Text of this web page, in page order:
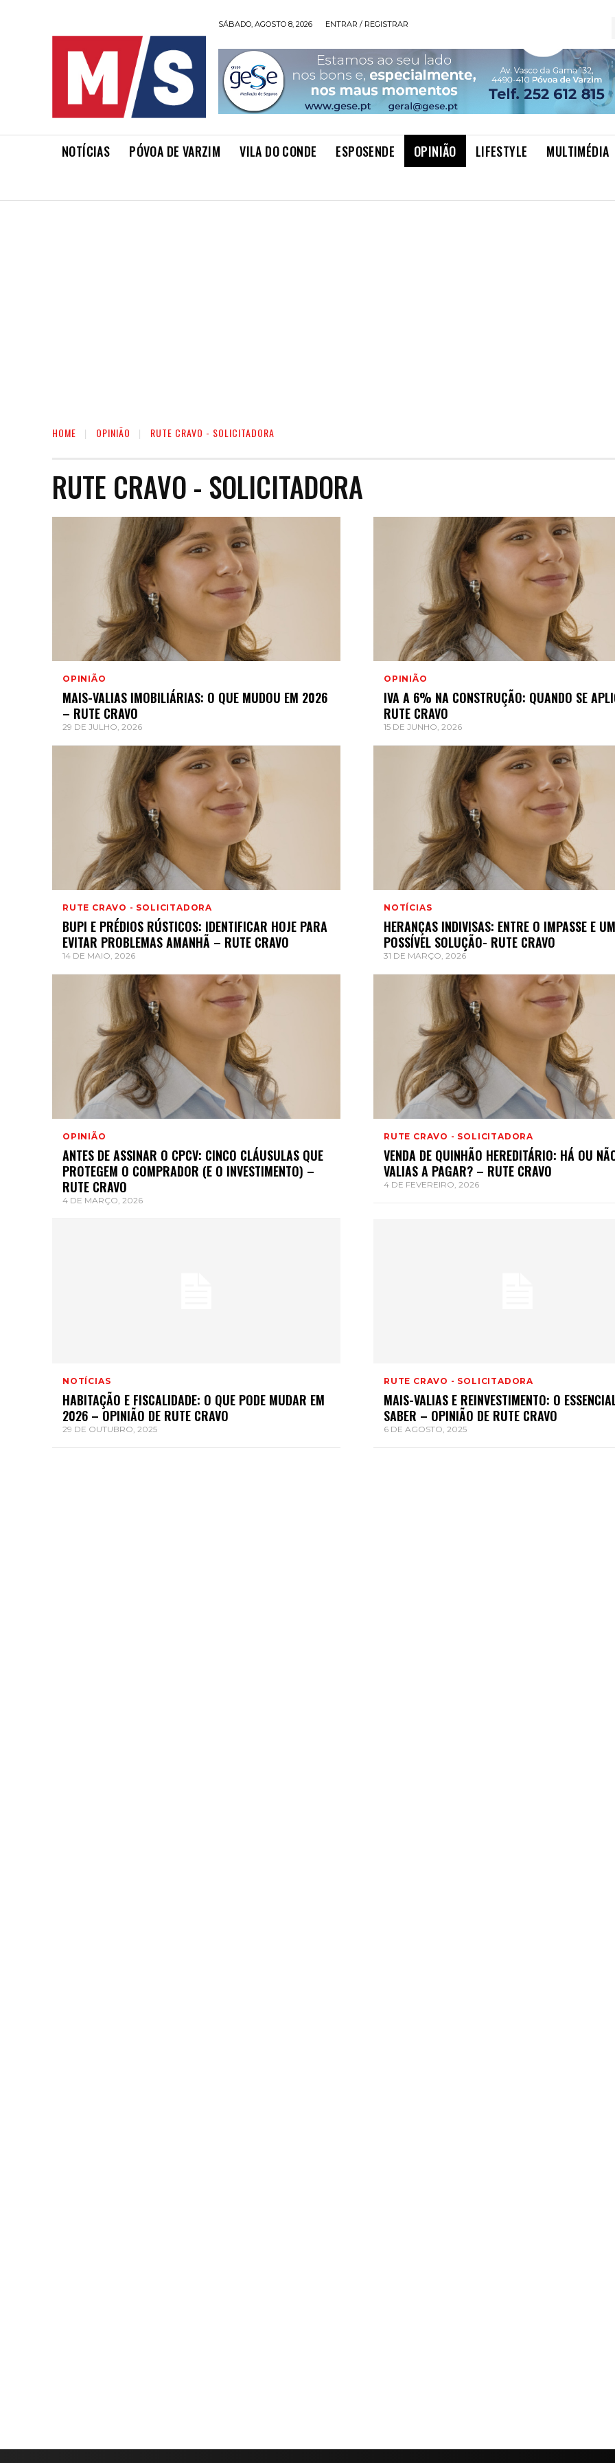
SÁBADO, AGOSTO 8, 2026 ENTRAR / REGISTRAR
NOTÍCIAS PÓVOA DE VARZIM VILA DO CONDE ESPOSENDE OPINIÃO LIFESTYLE MULTIMÉDIA
HOME OPINIÃO RUTE CRAVO - SOLICITADORA
RUTE CRAVO - SOLICITADORA
OPINIÃO
MAIS-VALIAS IMOBILIÁRIAS: O QUE MUDOU EM 2026
– RUTE CRAVO
29 DE JULHO, 2026
OPINIÃO
IVA A 6% NA CONSTRUÇÃO: QUANDO SE
RUTE CRAVO
15 DE JUNHO, 2026
RUTE CRAVO - SOLICITADORA
BUPI E PRÉDIOS RÚSTICOS: IDENTIFICAR HOJE PARA
EVITAR PROBLEMAS AMANHÃ – RUTE CRAVO
14 DE MAIO, 2026
NOTÍCIAS
HERANÇAS INDIVISAS: ENTRE O IMPASSE E
POSSÍVEL SOLUÇÃO- RUTE CRAVO
31 DE MARÇO, 2026
OPINIÃO
ANTES DE ASSINAR O CPCV: CINCO CLÁUSULAS QUE
PROTEGEM O COMPRADOR (E O INVESTIMENTO) –
RUTE CRAVO
4 DE MARÇO, 2026
RUTE CRAVO - SOLICITADORA
VENDA DE QUINHÃO HEREDITÁRIO: HÁ OU
VALIAS A PAGAR? – RUTE CRAVO
4 DE FEVEREIRO, 2026
NOTÍCIAS
HABITAÇÃO E FISCALIDADE: O QUE PODE MUDAR EM
2026 – OPINIÃO DE RUTE CRAVO
29 DE OUTUBRO, 2025
RUTE CRAVO - SOLICITADORA
MAIS-VALIAS E REINVESTIMENTO: O
SABER – OPINIÃO DE RUTE CRAVO
6 DE AGOSTO, 2025